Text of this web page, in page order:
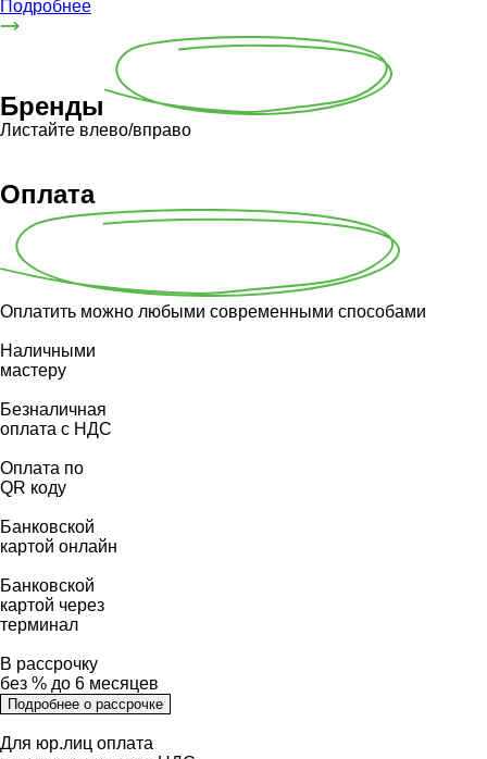
Подробнее
Бренды
Листайте влево/вправо
Оплата
Оплатить можно любыми современными способами
Наличными
мастеру
Безналичная
оплата с НДС
Оплата по
QR коду
Банковской
картой онлайн
Банковской
картой через
терминал
В рассрочку
без % до 6 месяцев
Подробнее о рассрочке
Для юр.лиц оплата